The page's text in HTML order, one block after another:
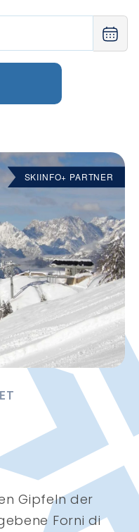
SKIINFO+ PARTNER
Gipfeln der
Forni di